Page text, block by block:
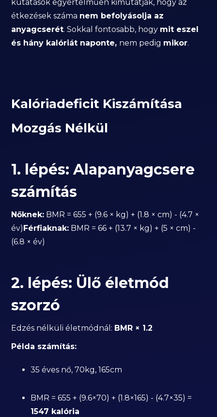
kutatások egyértelműen kimutatják, hogy az
étkezések száma nem befolyásolja az
anyagcserét. Sokkal fontosabb, hogy mit eszel
és hány kalóriát naponte, nem pedig mikor.
Kalóriadeficit Kiszámítása
Mozgás Nélkül
1. lépés: Alapanyagcsere
számítás
Nőknek: BMR = 655 + (9.6 × kg) + (1.8 × cm) - (4.7 ×
év)Férfiaknak: BMR = 66 + (13.7 × kg) + (5 × cm) -
(6.8 × év)
2. lépés: Ülő életmód
szorzó
Edzés nélküli életmódnál: BMR × 1.2
Példa számítás:
35 éves nő, 70kg, 165cm
BMR = 655 + (9.6×70) + (1.8×165) - (4.7×35) =
1547 kalória